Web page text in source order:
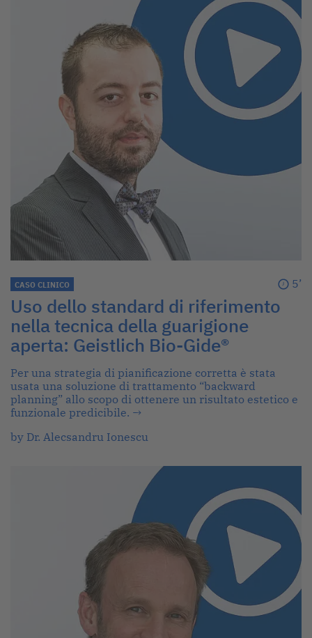
CASO CLINICO 5’
Uso dello standard di riferimento
nella tecnica della guarigione
aperta: Geistlich Bio-Gide®
Per una strategia di pianificazione corretta è stata
usata una soluzione di trattamento “backward
planning” allo scopo di ottenere un risultato estetico e
funzionale predicibile. →
by Dr. Alecsandru Ionescu